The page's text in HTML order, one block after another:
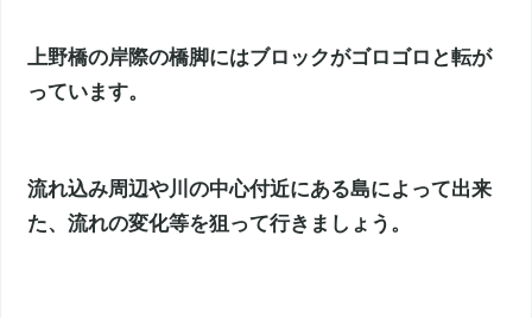
上野橋の岸際の橋脚にはブロックがゴロゴロと転が
っています。
流れ込み周辺や川の中心付近にある島によって出来
た、流れの変化等を狙って行きましょう。